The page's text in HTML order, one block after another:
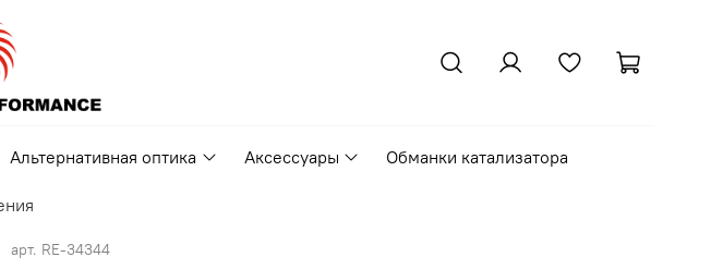
Альтернативная оптика Аксессуары Обманки катализатора
арт. RE-34344